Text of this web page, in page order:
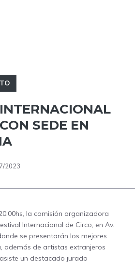
SEDE EN
2023
la comisión organizadora
Internacional de Circo, en Av.
se presentarán los mejores
además de artistas extranjeros
un destacado jurado